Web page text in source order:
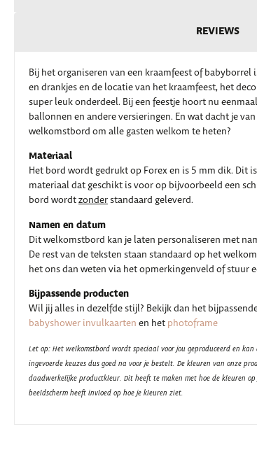
REVIEWS
Bij het organiseren van een kraamfeest of babyborrel
en drankjes en de locatie van het kraamfeest, het
super leuk onderdeel. Bij een feestje hoort nu
ballonnen en andere versieringen. En wat dacht je
welkomstbord om alle gasten welkom te heten?
Materiaal
Het bord wordt gedrukt op Forex en is 5 mm dik. Dit
materiaal dat geschikt is voor op bijvoorbeeld een
bord wordtzonderstandaard geleverd.
Namen en datum
Dit welkomstbord kan je laten personaliseren met
De rest van de teksten staan standaard op het
het ons dan weten via het opmerkingenveld of stuur
Bijpassende producten
Wil jij alles in dezelfde stijl? Bekijk dan het
babyshower invulkaarten en het photoframe
Let op: Het welkomstbord wordt speciaal voor jou geproduceerd en kan
ingevoerde keuzes dus goed na voor je bestelt. De kleuren van onze
daadwerkelijke productkleur. Dit heeft te maken met hoe de kleuren
beeldscherm heeft invloed op hoe je kleuren ziet.